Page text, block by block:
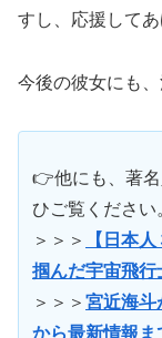
すし、応援してあ
今後の彼女にも
👉他にも、著
ひご覧ください
＞＞＞
【日本
掴んだ宇宙飛行
＞＞＞ 宮近海斗
から最新情報ま